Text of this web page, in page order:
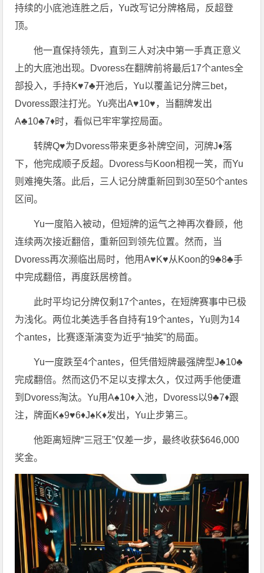
持续的小底池连胜之后，Yu改写记分牌格局，反超登
顶。
他一直保持领先，直到三人对决中第一手真正意义
上的大底池出现。Dvoress在翻牌前将最后17个antes全
部投入，手持K♥7♣开池后，Yu以覆盖记分牌三bet，
Dvoress跟注打光。Yu亮出A♥10♥，当翻牌发出
A♣10♣7♦时，看似已牢牢掌控局面。
转牌Q♥为Dvoress带来更多补牌空间，河牌J♦落
下，他完成顺子反超。Dvoress与Koon相视一笑，而Yu
则难掩失落。此后，三人记分牌重新回到30至50个antes
区间。
Yu一度陷入被动，但短牌的运气之神再次眷顾，他
连续两次接近翻倍，重新回到领先位置。然而，当
Dvoress再次濒临出局时，他用A♥K♥从Koon的9♣8♣手
中完成翻倍，再度跃居榜首。
此时平均记分牌仅剩17个antes，在短牌赛事中已极
为浅化。两位北美选手各自持有19个antes，Yu则为14
个antes，比赛逐渐演变为近乎“抽奖”的局面。
Yu一度跌至4个antes，但凭借短牌最强牌型J♣10♣
完成翻倍。然而这仍不足以支撑太久，仅过两手他便遭
到Dvoress淘汰。Yu用A♠10♦入池，Dvoress以9♣7♦跟
注，牌面K♠9♥6♦J♠K♦发出，Yu止步第三。
他距离短牌“三冠王”仅差一步，最终收获$646,000
奖金。